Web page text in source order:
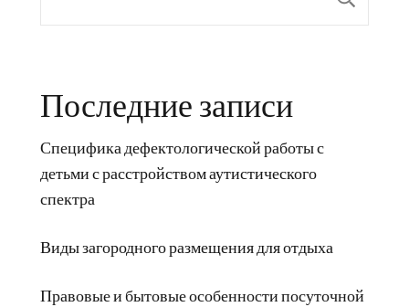
Последние записи
Специфика дефектологической работы с
детьми с расстройством аутистического
спектра
Виды загородного размещения для отдыха
Правовые и бытовые особенности посуточной